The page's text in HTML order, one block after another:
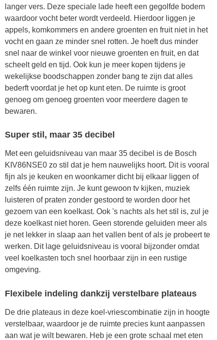
langer vers. Deze speciale lade heeft een gegolfde bodem
waardoor vocht beter wordt verdeeld. Hierdoor liggen je
appels, komkommers en andere groenten en fruit niet in het
vocht en gaan ze minder snel rotten. Je hoeft dus minder
snel naar de winkel voor nieuwe groenten en fruit, en dat
scheelt geld en tijd. Ook kun je meer kopen tijdens je
wekelijkse boodschappen zonder bang te zijn dat alles
bederft voordat je het op kunt eten. De ruimte is groot
genoeg om genoeg groenten voor meerdere dagen te
bewaren.
Super stil, maar 35 decibel
Met een geluidsniveau van maar 35 decibel is de Bosch
KIV86NSE0 zo stil dat je hem nauwelijks hoort. Dit is vooral
fijn als je keuken en woonkamer dicht bij elkaar liggen of
zelfs één ruimte zijn. Je kunt gewoon tv kijken, muziek
luisteren of praten zonder gestoord te worden door het
gezoem van een koelkast. Ook 's nachts als het stil is, zul je
deze koelkast niet horen. Geen storende geluiden meer als
je net lekker in slaap aan het vallen bent of als je probeert te
werken. Dit lage geluidsniveau is vooral bijzonder omdat
veel koelkasten toch snel hoorbaar zijn in een rustige
omgeving.
Flexibele indeling dankzij verstelbare plateaus
De drie plateaus in deze koel-vriescombinatie zijn in hoogte
verstelbaar, waardoor je de ruimte precies kunt aanpassen
aan wat je wilt bewaren. Heb je een grote schaal met eten